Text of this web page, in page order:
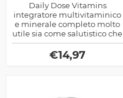
Daily Dose Vitamins
integratore multivitaminico
e minerale completo molto
utile sia come salutistico che
di sostegno sportivo, tante
sono le funzioni di vitamine
e minerali
€14,97